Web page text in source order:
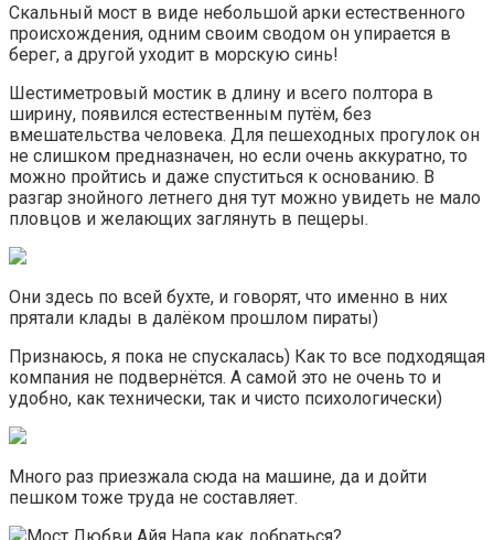
Скальный мост в виде небольшой арки естественного
происхождения, одним своим сводом он упирается в
берег, а другой уходит в морскую синь!
Шестиметровый мостик в длину и всего полтора в
ширину, появился естественным путём, без
вмешательства человека. Для пешеходных прогулок он
не слишком предназначен, но если очень аккуратно, то
можно пройтись и даже спуститься к основанию. В
разгар знойного летнего дня тут можно увидеть не мало
пловцов и желающих заглянуть в пещеры.
Они здесь по всей бухте, и говорят, что именно в них
прятали клады в далёком прошлом пираты)
Признаюсь, я пока не спускалась) Как то все подходящая
компания не подвернётся. А самой это не очень то и
удобно, как технически, так и чисто психологически)
Много раз приезжала сюда на машине, да и дойти
пешком тоже труда не составляет.